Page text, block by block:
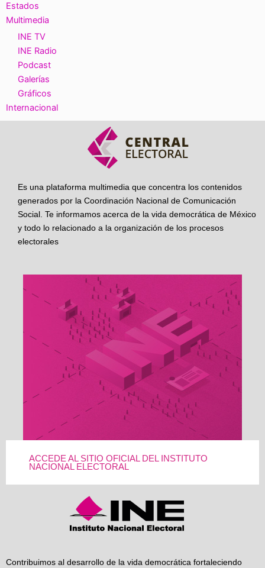
Estados
Multimedia
INE TV
INE Radio
Podcast
Galerías
Gráficos
Internacional
Es una plataforma multimedia que concentra los contenidos
generados por la Coordinación Nacional de Comunicación
Social. Te informamos acerca de la vida democrática de México
y todo lo relacionado a la organización de los procesos
electorales
ACCEDE AL SITIO OFICIAL DEL INSTITUTO
NACIONAL ELECTORAL
Contribuimos al desarrollo de la vida democrática fortaleciendo